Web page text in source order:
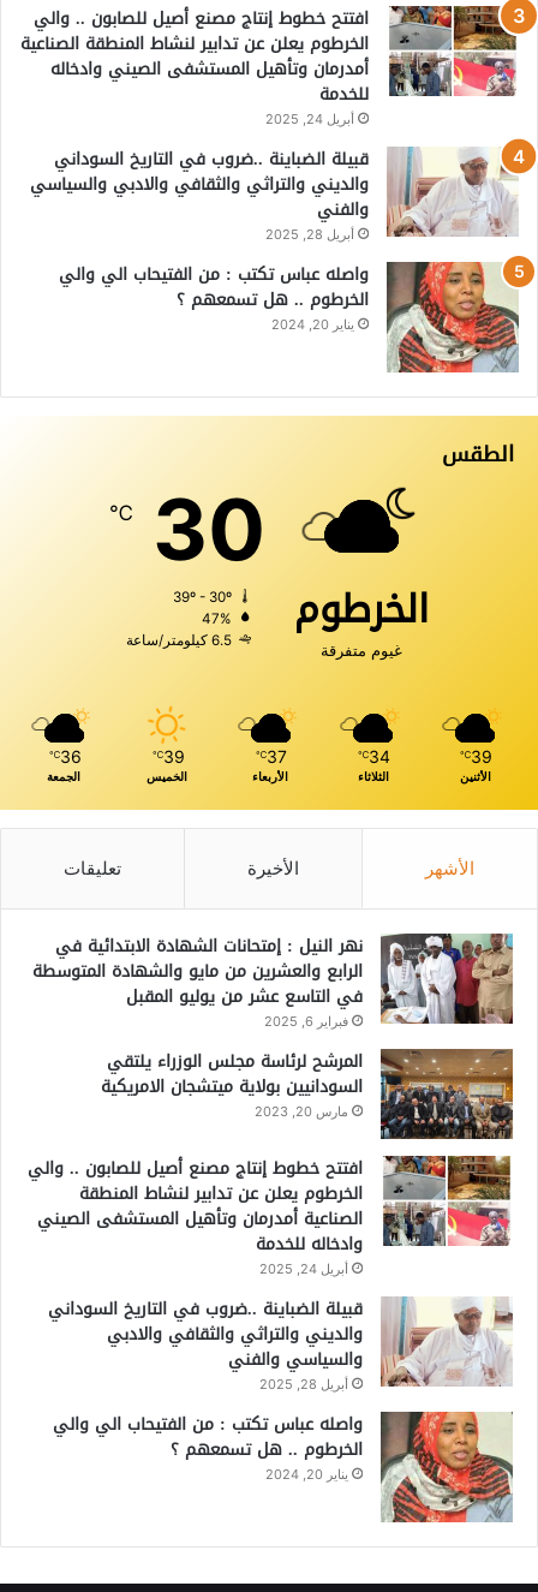
افتتح خطوط إنتاج مصنع أصيل للصابون .. والي
الخرطوم يعلن عن تدابير لنشاط المنطقة الصناعية
أمدرمان وتأهيل المستشفى الصيني وادخاله
للخدمة
أبريل 24, 2025
قبيلة الضباينة ..ضروب في التاريخ السوداني
والديني والتراثي والثقافي والادبي والسياسي
والفني
أبريل 28, 2025
واصله عباس تكتب : من الفتيحاب الي والي
الخرطوم .. هل تسمعهم ؟
يناير 20, 2024
الطقس
الخرطوم
غيوم متفرقة
30
℃
47%
6.5 كيلومتر/ساعة
39
℃
الأثنين
34
℃
الثلاثاء
37
℃
الأربعاء
39
℃
الخميس
36
℃
الجمعة
الأشهر الأخيرة تعليقات
نهر النيل : إمتحانات الشهادة الابتدائية في
الرابع والعشرين من مايو والشهادة المتوسطة
في التاسع عشر من يوليو المقبل
فبراير 6, 2025
المرشح لرئاسة مجلس الوزراء يلتقي
السودانيين بولاية ميتشجان الامريكية
مارس 20, 2023
افتتح خطوط إنتاج مصنع أصيل للصابون .. والي
الخرطوم يعلن عن تدابير لنشاط المنطقة
الصناعية أمدرمان وتأهيل المستشفى الصيني
وادخاله للخدمة
أبريل 24, 2025
قبيلة الضباينة ..ضروب في التاريخ السوداني
والديني والتراثي والثقافي والادبي
والسياسي والفني
أبريل 28, 2025
واصله عباس تكتب : من الفتيحاب الي والي
الخرطوم .. هل تسمعهم ؟
يناير 20, 2024